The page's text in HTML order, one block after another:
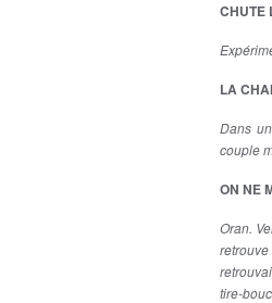
CHUTE
LA
Dans
couple
ON NE
Oran.
tire-